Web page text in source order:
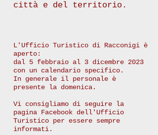
città e del territorio.
L'Ufficio Turistico di Racconigi è
aperto:
dal 5 febbraio al 3 dicembre 2023
con un calendario specifico.
In generale il personale è
presente la domenica.
Vi consigliamo di seguire la
pagina Facebook dell'Ufficio
Turistico per essere sempre
informati.